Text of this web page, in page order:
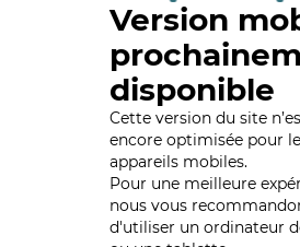
Version
disponible
Cette version du site
encore optimisée pour
appareils mobiles.
Pour une meilleure
nous vous
d'utiliser un ordinateur